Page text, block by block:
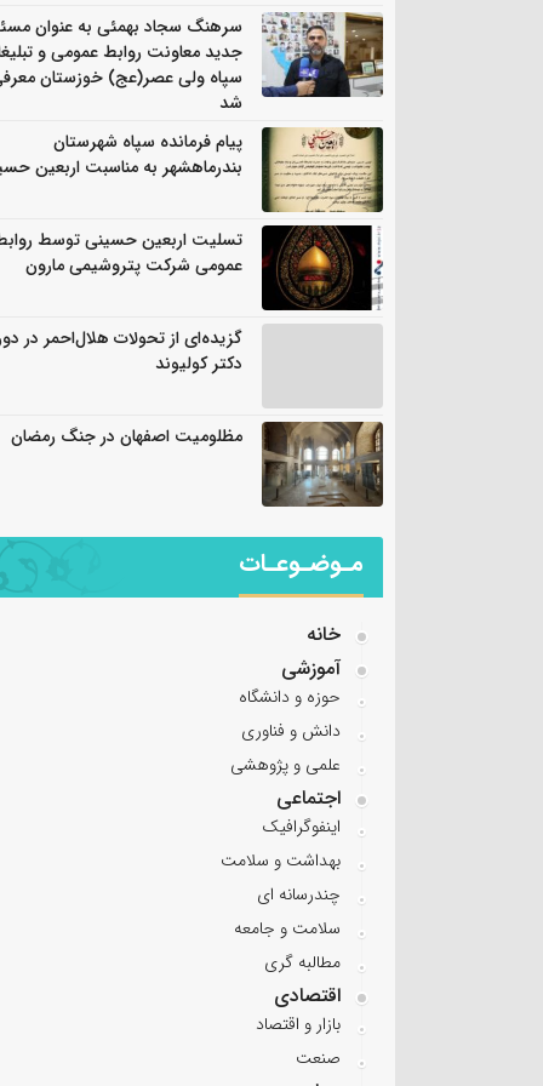
سرهنگ سجاد بهمئی به عنوان
جدید معاونت روابط عمومی و
سپاه ولی عصر(عج) خوزستان
شد
پیام فرمانده سپاه شهرستان
بندرماهشهر به مناسبت اربعین
تسلیت اربعین حسینی توسط
عمومی شرکت پتروشیمی مارون
گزیده‌ای از تحولات هلال‌احمر در
دکتر کولیوند
مظلومیت اصفهان در جنگ رمضان
مـوضـوعـات
خانه
آموزشی
حوزه و دانشگاه
دانش و فناوری
علمی و پژوهشی
اجتماعی
اینفوگرافیک
بهداشت و سلامت
چندرسانه ای
سلامت و جامعه
مطالبه گری
اقتصادی
بازار و اقتصاد
صنعت